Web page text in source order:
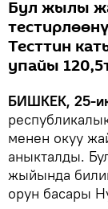
Бул жылы
Тесттин
упайы
БИШКЕК, 25-
менен окуу
аныкталды.
жыйында
орун басары